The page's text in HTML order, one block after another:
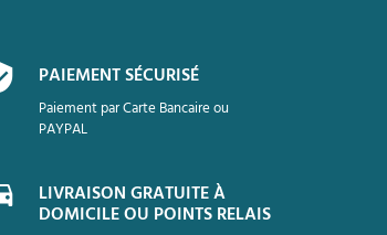
PAIEMENT SÉCURISÉ
Paiement par Carte Bancaire ou
PAYPAL
LIVRAISON GRATUITE À
DOMICILE OU POINTS RELAIS